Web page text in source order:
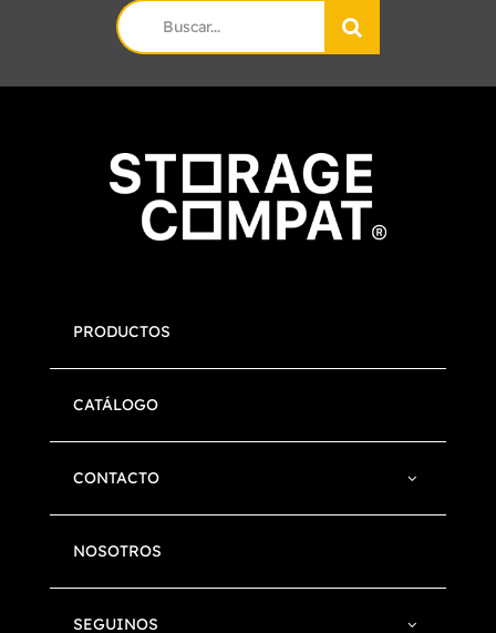
Search
for:
PRODUCTOS
CATÁLOGO
CONTACTO
NOSOTROS
SEGUINOS